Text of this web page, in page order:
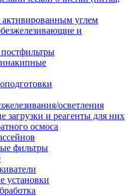
углем
и
осветления
загрузки и реагенты для них
осмоса
фильтры
установки